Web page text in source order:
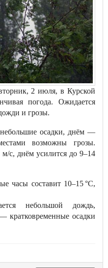
2 июля, в Курской
погода. Ожидается
и грозы.
осадки, днём —
возможны грозы.
с, днём усилится до 9–14
часы составит 10–15 °C,
небольшой дождь,
кратковременные осадки